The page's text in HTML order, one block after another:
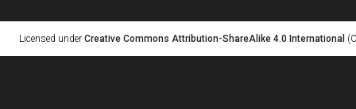
Licensed under Creative Commons Attribution-ShareAlike 4.0 International